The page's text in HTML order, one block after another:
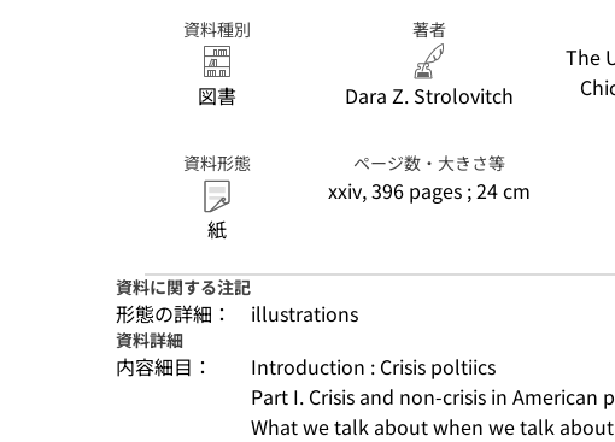
資料種別
図書
著者
Dara Z. Strolovitch
The
資料形態
紙
ページ数・大きさ等
xxiv, 396 pages ; 24 cm
資料に関する注記
形態の詳細： illustrations
資料詳細
内容細目：
Introduction : Crisis poltiics
Part I. Crisis and non-crisis in American
What we talk about when we talk